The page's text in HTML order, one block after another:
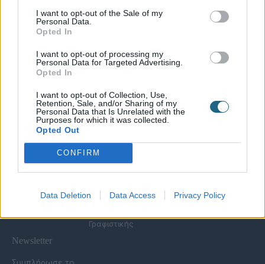
I want to opt-out of the Sale of my
Personal Data.
Opted In
I want to opt-out of processing my
Personal Data for Targeted Advertising.
Opted In
I want to opt-out of Collection, Use,
Retention, Sale, and/or Sharing of my
Personal Data that Is Unrelated with the
Purposes for which it was collected.
Opted Out
CONFIRM
Data Deletion Data Access Privacy Policy
Χρήσιμες Σελίδες
Καριέρα
Τα Νέα μας
Απορρήτου
Όροι Χρήσης Eshop
Συχνές Ερωτήσεις
Τρόποι Πληρωμής &
Spa Marketing &
Προσωπικού
Digital Marketing
Wellness Real Estate
Ανακαίνιση Spa
Εξοπλισμός
Γραφιστικής
Εξειδικευμένα
Σεμινάρια
Σεμινάρια
Αισθητικής
Σεμινάρια Μασάζ
Σεμινάρια
Newsletter